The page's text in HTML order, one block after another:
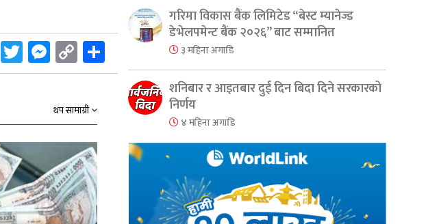
Facebook
Twitter
Messenger
Copy
Link
Share
थप सामाग्री
गरिमा विकास बैंक लिमिटेड “बेस्ट म्यानेज्ड
डेभेलपमेन्ट बैंक २०२६” बाट सम्मानित
३ महिना अगाडि
शनिबार र आइतबार दुई दिन बिदा दिने सरकारको
निर्णय
४ महिना अगाडि